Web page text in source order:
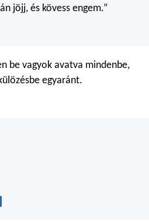
jöjj, és kövess engem.”
be vagyok avatva mindenbe,
egyaránt.